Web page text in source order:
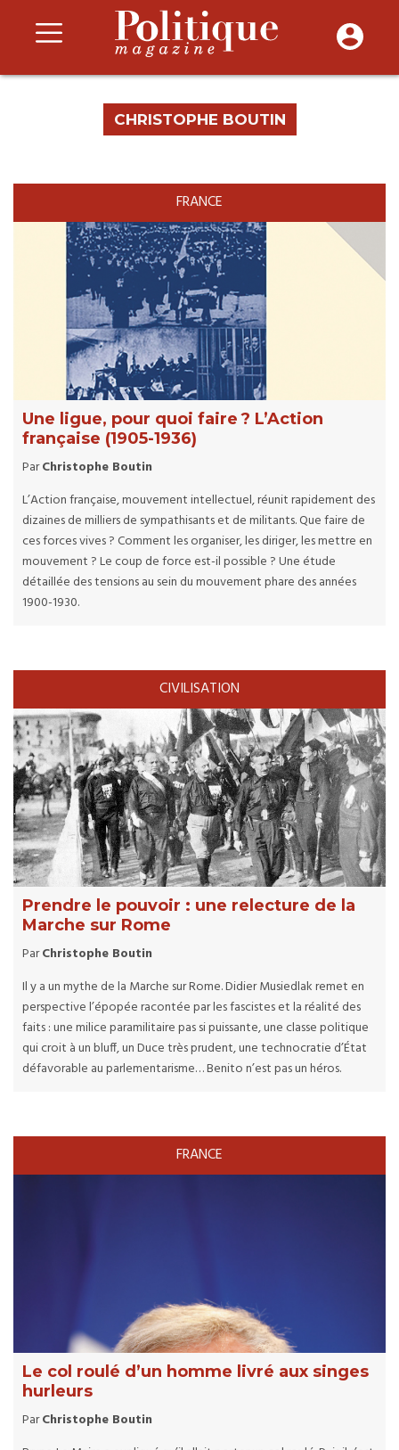
CHRISTOPHE BOUTIN
FRANCE
Une ligue, pour quoi faire ? L’Action
française (1905-1936)
ParChristophe Boutin
L’Action française, mouvement intellectuel, réunit rapidement des
dizaines de milliers de sympathisants et de militants. Que faire de
ces forces vives ? Comment les organiser, les diriger, les mettre en
mouvement ? Le coup de force est-il possible ? Une étude
détaillée des tensions au sein du mouvement phare des années
1900-1930.
CIVILISATION
Prendre le pouvoir : une relecture de la
Marche sur Rome
ParChristophe Boutin
Il y a un mythe de la Marche sur Rome. Didier Musiedlak remet en
perspective l’épopée racontée par les fascistes et la réalité des
faits : une milice paramilitaire pas si puissante, une classe politique
qui croit à un bluff, un Duce très prudent, une technocratie d’État
défavorable au parlementarisme… Benito n’est pas un héros.
FRANCE
Le col roulé d’un homme livré aux singes
hurleurs
ParChristophe Boutin